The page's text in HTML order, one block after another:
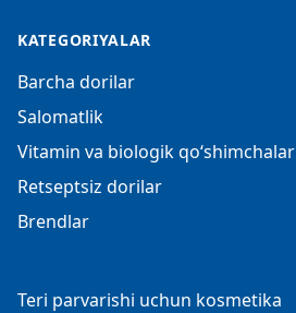
KATEGORIYALAR
Barcha dorilar
Salomatlik
Vitamin va biologik qo‘shimchalar
Retseptsiz dorilar
Brendlar
Teri parvarishi uchun kosmetika